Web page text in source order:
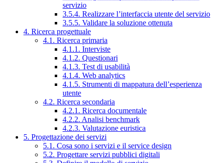
servizio
3.5.4. Realizzare l’interfaccia utente del servizio
3.5.5. Validare la soluzione ottenuta
4. Ricerca progettuale
4.1. Ricerca primaria
4.1.1. Interviste
4.1.2. Questionari
4.1.3. Test di usabilità
4.1.4. Web analytics
4.1.5. Strumenti di mappatura dell’esperienza
utente
4.2. Ricerca secondaria
4.2.1. Ricerca documentale
4.2.2. Analisi benchmark
4.2.3. Valutazione euristica
5. Progettazione dei servizi
5.1. Cosa sono i servizi e il service design
5.2. Progettare servizi pubblici digitali